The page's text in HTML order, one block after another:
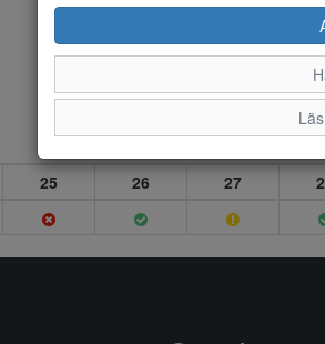
25 26 27